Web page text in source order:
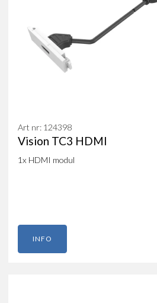
Art nr: 124398
Vision TC3 HDMI
1x HDMI modul
INFO